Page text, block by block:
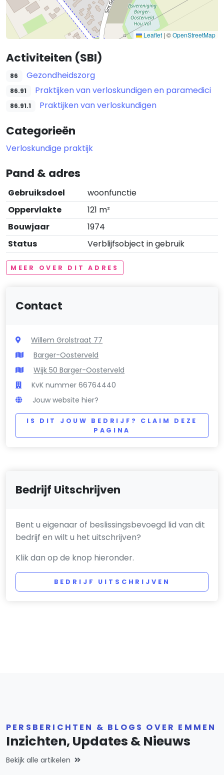
Leaflet | ©OpenStreetMap
Activiteiten (SBI)
86 Gezondheidszorg
86.91 Praktijken van verloskundigen en paramedici
86.91.1 Praktijken van verloskundigen
Categorieën
Verloskundige praktijk
Pand & adres
Gebruiksdoel
woonfunctie
Oppervlakte
121 m²
Bouwjaar
1974
Status
Verblijfsobject in gebruik
MEER OVER DIT ADRES
Contact
Willem Grolstraat 77
Barger-Oosterveld
Wijk 50 Barger-Oosterveld
KvK nummer 66764440
Jouw website hier?
IS DIT JOUW BEDRIJF? CLAIM DEZE
PAGINA
Bedrijf Uitschrijven
Bent u eigenaar of beslissingsbevoegd lid van dit
bedrijf en wilt u het uitschrijven?
Klik dan op de knop hieronder.
BEDRIJF UITSCHRIJVEN
PERSBERICHTEN & BLOGS OVER EMMEN
Inzichten, Updates & Nieuws
Bekijk alle artikelen